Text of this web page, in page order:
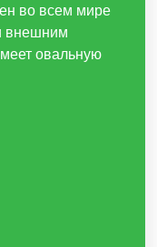
во всем мире
внешним
овальную